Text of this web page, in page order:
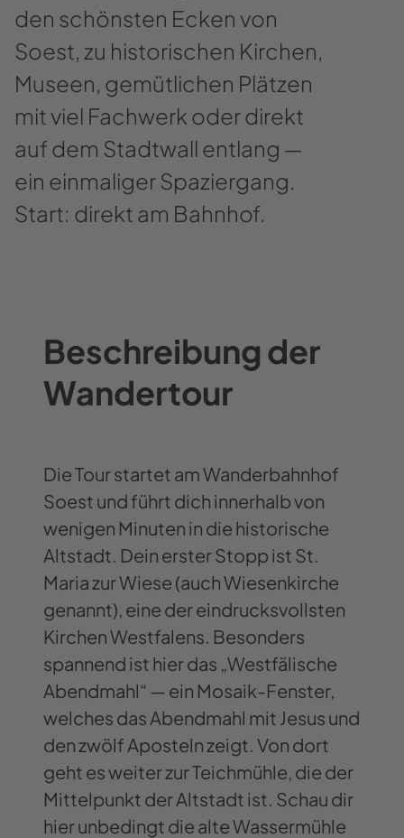
den schönsten Ecken von
Soest, zu historischen Kirchen,
Museen, gemütlichen Plätzen
mit viel Fachwerk oder direkt
auf dem Stadtwall entlang ―
ein einmaliger Spaziergang.
Start: direkt am Bahnhof.
Beschreibung der
Wandertour
Die Tour startet am Wanderbahnhof
Soest und führt dich innerhalb von
wenigen Minuten in die historische
Altstadt. Dein erster Stopp ist St.
Maria zur Wiese (auch Wiesenkirche
genannt), eine der eindrucksvollsten
Kirchen Westfalens. Besonders
spannend ist hier das „Westfälische
Abendmahl“ — ein Mosaik-Fenster,
welches das Abendmahl mit Jesus und
den zwölf Aposteln zeigt. Von dort
geht es weiter zur Teichmühle, die der
Mittelpunkt der Altstadt ist. Schau dir
hier unbedingt die alte Wassermühle